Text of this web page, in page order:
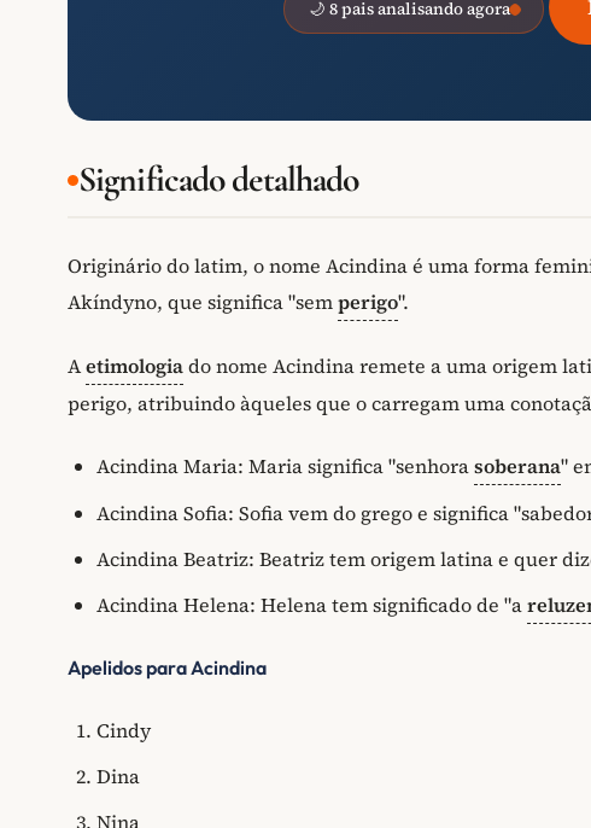
🌙 8 pais analisando agora
Significado detalhado
Originário do latim, o nome Acindina é uma forma
Akíndyno, que significa "semperigo".
Aetimologiado nome Acindina remete a uma origem
perigo, atribuindo àqueles que o carregam uma
Acindina Maria: Maria significa "senhorasoberana"
Acindina Sofia: Sofia vem do grego e significa
Acindina Beatriz: Beatriz tem origem latina e quer
Acindina Helena: Helena tem significado de "a
Apelidos para Acindina
Cindy
Dina
Nina